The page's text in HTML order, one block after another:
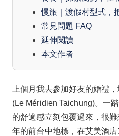
慢旅｜渡假村型式，
常見問題 FAQ
延伸閱讀
本文作者
上個月我去參加好友的婚禮
(Le Méridien Taichung)。一
的舒適感立刻包覆過來，很
年的前台中地標，在艾美酒